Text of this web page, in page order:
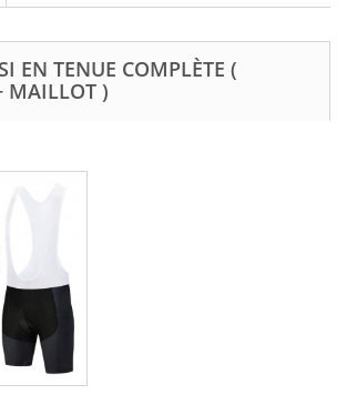
EN TENUE COMPLÈTE (
MAILLOT )